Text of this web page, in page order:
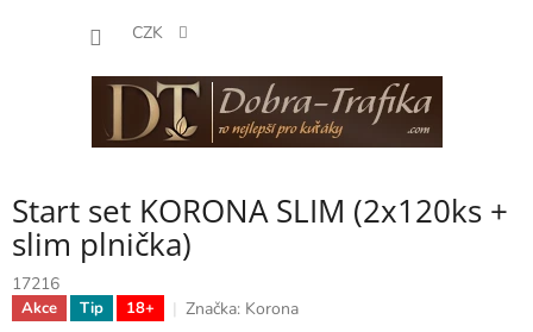
CZK
Start set KORONA SLIM (2x120ks +
slim plnička)
17216
Akce Tip 18+ Značka: Korona